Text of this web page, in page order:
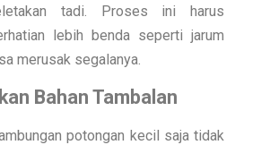
tadi. Proses ini harus
lebih benda seperti jarum
merusak segalanya.
Bahan Tambalan
potongan kecil saja tidak